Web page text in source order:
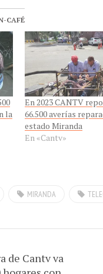
CAFÉ
la
En 2023 CANTV
66.500 averías
estado Miranda
En «Cantv»
MIRANDA
de Cantv va